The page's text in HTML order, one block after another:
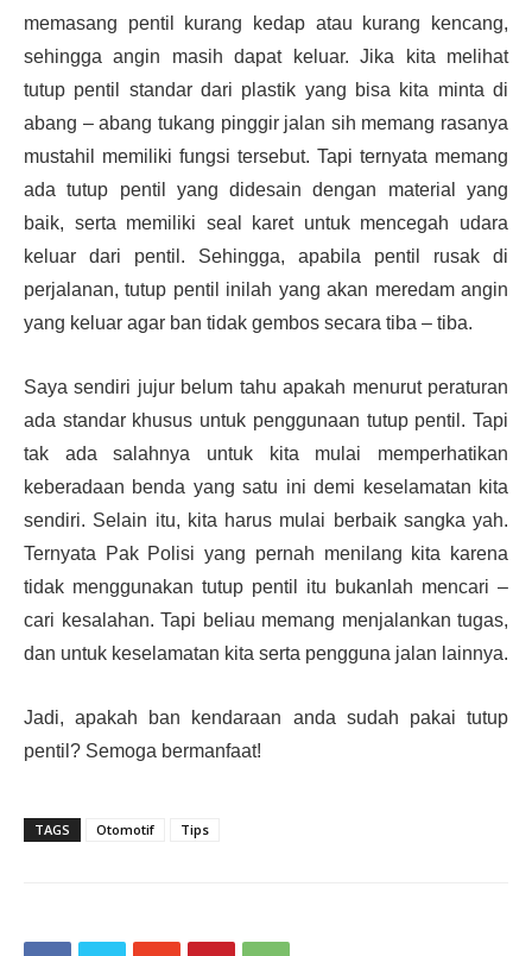
memasang pentil kurang kedap atau kurang kencang,
sehingga angin masih dapat keluar. Jika kita melihat
tutup pentil standar dari plastik yang bisa kita minta di
abang – abang tukang pinggir jalan sih memang rasanya
mustahil memiliki fungsi tersebut. Tapi ternyata memang
ada tutup pentil yang didesain dengan material yang
baik, serta memiliki seal karet untuk mencegah udara
keluar dari pentil. Sehingga, apabila pentil rusak di
perjalanan, tutup pentil inilah yang akan meredam angin
yang keluar agar ban tidak gembos secara tiba – tiba.
Saya sendiri jujur belum tahu apakah menurut peraturan
ada standar khusus untuk penggunaan tutup pentil. Tapi
tak ada salahnya untuk kita mulai memperhatikan
keberadaan benda yang satu ini demi keselamatan kita
sendiri. Selain itu, kita harus mulai berbaik sangka yah.
Ternyata Pak Polisi yang pernah menilang kita karena
tidak menggunakan tutup pentil itu bukanlah mencari –
cari kesalahan. Tapi beliau memang menjalankan tugas,
dan untuk keselamatan kita serta pengguna jalan lainnya.
Jadi, apakah ban kendaraan anda sudah pakai tutup
pentil? Semoga bermanfaat!
TAGS Otomotif Tips